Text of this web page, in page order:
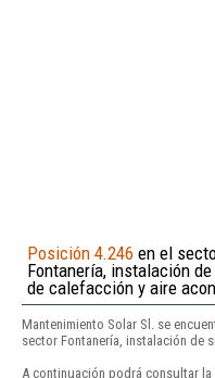
Posición 4.246 en el
Fontanería, instalación
de calefacción y aire
Mantenimiento Solar Sl. se
sector Fontanería, instalación de
A continuación podrá consultar